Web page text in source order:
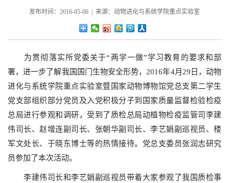
发布时间：2016-05-06 | 来源：动物进化与系统学院重点实验室
为贯彻落实所党委关于“两学一做”学习教育的要求和部
署，进一步了解我国国门生物安全形势， 2016年4月 29 日 ，动物
进化与系统学院重点实验室暨国家动物博物馆党总支第二学生
党支部组织部分党员及入党积极分子到国家质量监督检验检疫
总局进行参观和调研，受到了质检总局动植物检疫监管司李建
伟司长、赵增连副司长、张朝华副司长、李艺娟副巡视员、楼
军文处长、 于晓东博士等的热情接待。党总支委员张润志研究
员参加了本次活动。
李建伟司长和李艺娟副巡视员带着大家参观了我国质检事